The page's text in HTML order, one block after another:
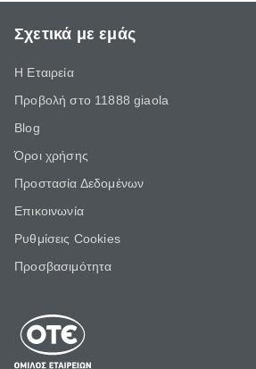
Σχετικά με εμάς
Η Εταιρεία
Προβολή στο 11888 giaola
Blog
Όροι χρήσης
Προστασία Δεδομένων
Επικοινωνία
Ρυθμίσεις Cookies
Προσβασιμότητα